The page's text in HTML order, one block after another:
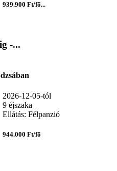
939.900 Ft/fő...
-...
2026-12-05-tól
9 éjszaka
Ellátás: Félpanzió
944.000 Ft/fő